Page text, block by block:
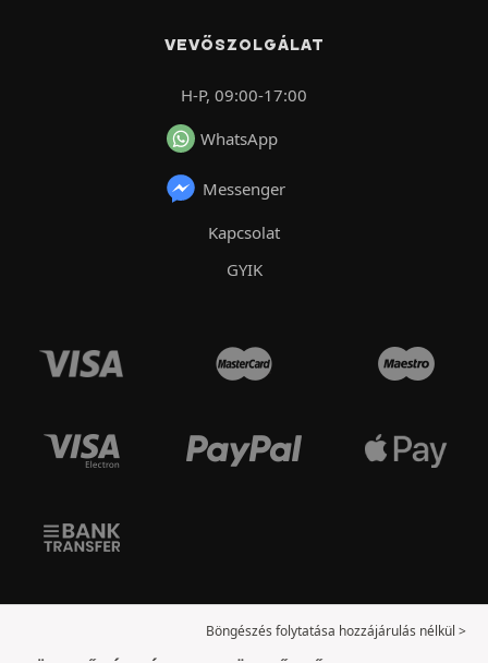
VEVŐSZOLGÁLAT
H-P, 09:00-17:00
WhatsApp
Messenger
Kapcsolat
GYIK
Böngészés folytatása hozzájárulás nélkül >